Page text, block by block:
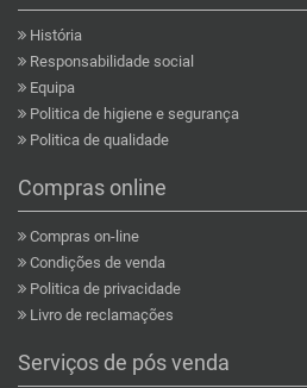
História
Responsabilidade social
Equipa
Politica de higiene e segurança
Politica de qualidade
Compras online
Compras on-line
Condições de venda
Politica de privacidade
Livro de reclamações
Serviços de pós venda